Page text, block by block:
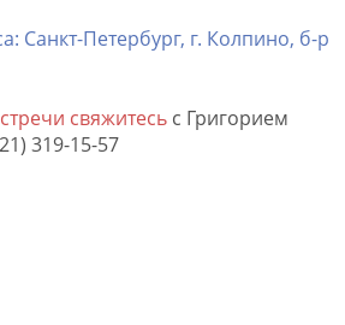
Санкт-Петербург, г. Колпино, б-р
свяжитесьс Григорием
319-15-57